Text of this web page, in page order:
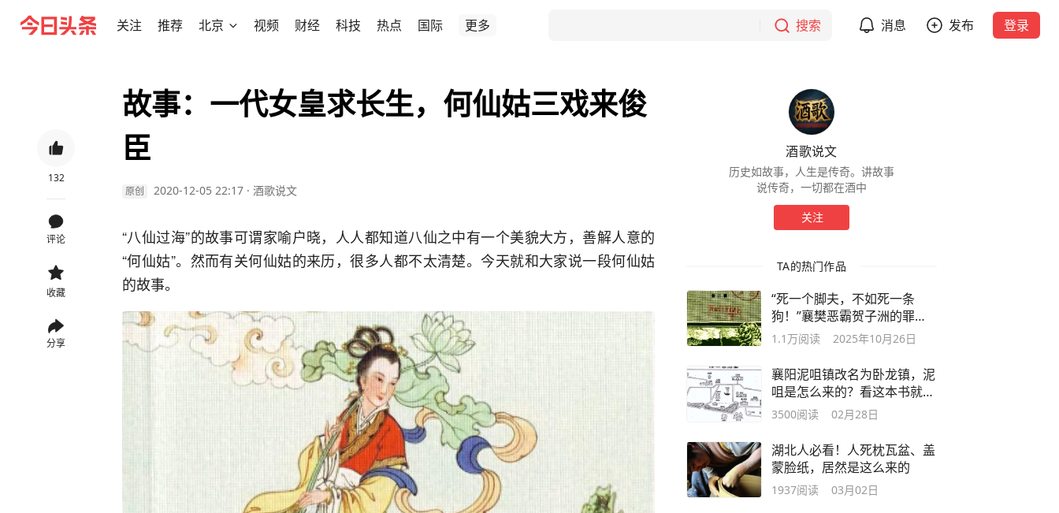
关注 推荐 北京 视频 财经 科技 热点 国际 更多 搜索 消息 发布 登录
132
评论
收藏
分享
故事：一代女皇求长生，何仙姑三戏来俊
臣
原创 2020-12-05 22:17 · 酒歌说文
“八仙过海”的故事可谓家喻户晓，人人都知道八仙之中有一个美貌大方，善解人意的
“何仙姑”。然而有关何仙姑的来历，很多人都不太清楚。今天就和大家说一段何仙姑
的故事。
酒歌说文
历史如故事，人生是传奇。讲故事
说传奇，一切都在酒中
关注
TA的热门作品
“死一个脚夫，不如死一条
狗！”襄樊恶霸贺子洲的罪恶
一生
1.1万阅读 2025年10月26日
襄阳泥咀镇改名为卧龙镇，泥
咀是怎么来的？看这本书就知
道了
3500阅读 02月28日
湖北人必看！人死枕瓦盆、盖
蒙脸纸，居然是这么来的
1937阅读 03月02日